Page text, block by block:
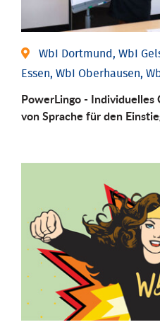
WbI Dortmund, WbI
Essen, WbI Oberhausen,
PowerLingo - Individuelles
von Sprache für den